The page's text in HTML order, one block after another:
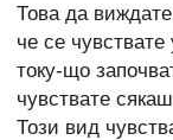
Това да
че се
току-що
чувствате
Този вид